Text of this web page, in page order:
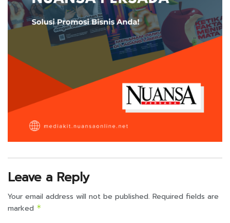
Leave a Reply
Your email address will not be published. Required fields are
marked *